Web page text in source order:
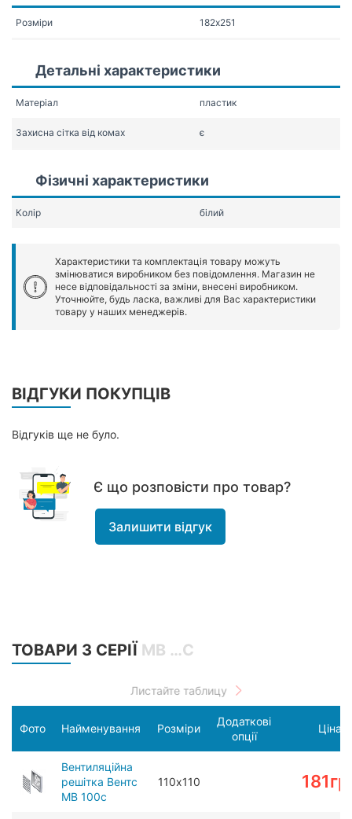
Розміри 182х251
Детальні характеристики
Матеріал пластик
Захисна сітка від комах є
Фізичні характеристики
Колір білий
Характеристики та комплектація товару можуть
змінюватися виробником без повідомлення. Магазин не
несе відповідальності за зміни, внесені виробником.
Уточнюйте, будь ласка, важливі для Вас характеристики
товару у наших менеджерів.
ВІДГУКИ ПОКУПЦІВ
Відгуків ще не було.
Є що розповісти про товар?
Залишити відгук
ТОВАРИ З СЕРІЇ МВ …С
Фото Найменування Розміри
Додаткові
опції
Ціна
Вентиляційна
решітка Вентс
МВ 100c
110х110 181